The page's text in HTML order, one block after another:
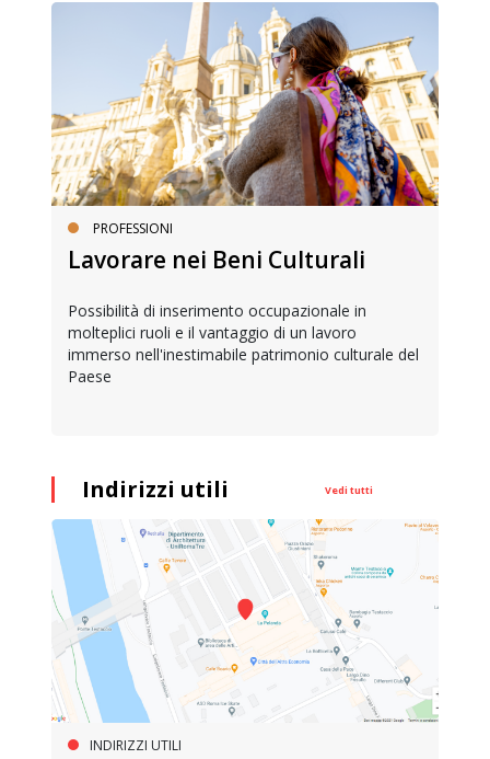
PROFESSIONI
Lavorare nei Beni Culturali
Possibilità di inserimento occupazionale in
molteplici ruoli e il vantaggio di un lavoro
immerso nell'inestimabile patrimonio culturale del
Paese
Indirizzi utili Vedi tutti
INDIRIZZI UTILI